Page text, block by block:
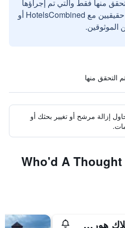
منها فقط والتي تم إجراؤها
بواسطة مستخدمين حقيقيين مع HotelsCombined أو
الموثوقين.
إزالة مرشح أو تغيير بحثك أو
ذا بلاك هورس إن